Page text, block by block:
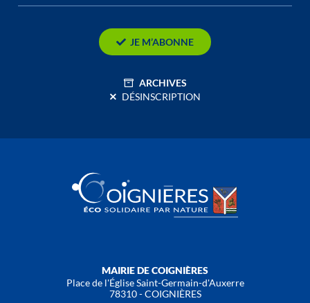
JE M’ABONNE
ARCHIVES
DÉSINSCRIPTION
MAIRIE DE COIGNIÈRES
Place de l'Église Saint-Germain-d'Auxerre
78310 - COIGNIÈRES